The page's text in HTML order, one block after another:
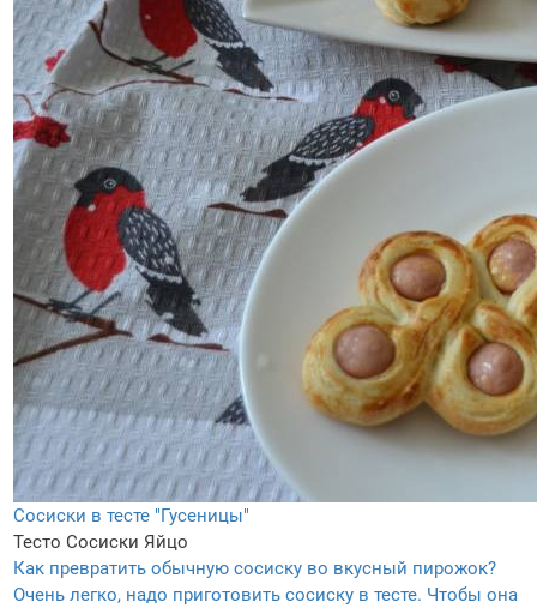
Сосиски в тесте "Гусеницы"
Тесто Сосиски Яйцо
Как превратить обычную сосиску во вкусный пирожок?
Очень легко, надо приготовить сосиску в тесте. Чтобы она